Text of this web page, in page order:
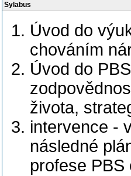
Sylabus
Úvod do
chováním
Úvod do
života,
intervence -
následné
profese